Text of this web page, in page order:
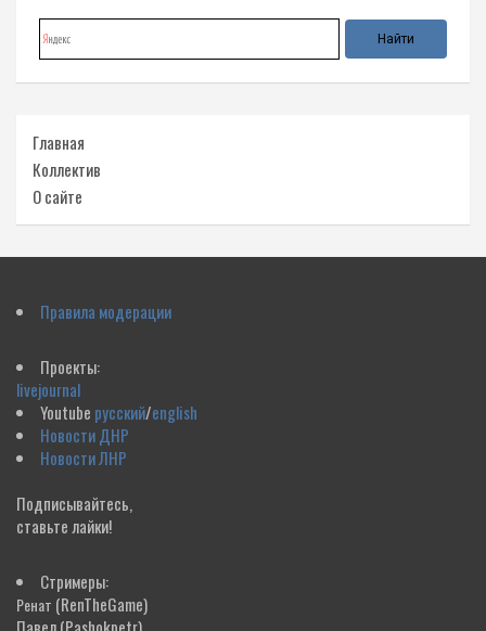
Главная
Коллектив
О сайте
Правила модерации
Проекты:
livejournal
Youtube русский/english
Новости ДНР
Новости ЛНР
Подписывайтесь,
ставьте лайки!
Стримеры:
Ренат (RenTheGame)